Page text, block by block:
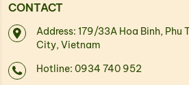
CONTACT
Address: 179/33A Hoa Binh, Phu
City, Vietnam
Hotline: 0934 740 952